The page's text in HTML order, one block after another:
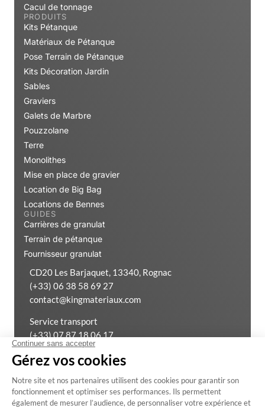
Matériaux de Pétanque
Pose Terrain de Pétanque
Kits Décoration Jardin
Sables
Graviers
Galets de Marbre
Pouzzolane
Terre
Monolithes
Mise en place de gravier
Location de Big Bag
Locations de Bennes
GUIDES
Carrières de granulat
Terrain de pétanque
Fournisseur granulat
CD20 Les Barjaquet, 13340, Rognac
(+33) 06 38 58 69 27
contact@kingmateriaux.com
Service transport
(+33) 07 87 18 06 17
(+33) 04 42 02 53 99
Exercer mon droit de rétractation